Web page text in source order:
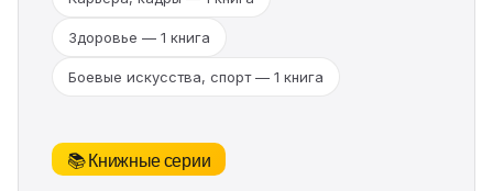
Здоровье — 1 книга
Боевые искусства, спорт — 1 книга
📚 Книжные серии